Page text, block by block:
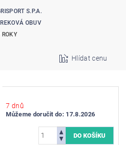
S.P.A.
OBUV
ROKY
Hlídat cenu
7 dnů
Můžeme doručit do: 17.8.2026